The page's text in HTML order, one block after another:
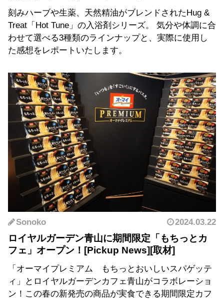
刻みハーブや生薬、天然精油がブレンドされたHug &
Treat「Hot Tune」の入浴剤シリーズ。 気分や体調に合
わせて選べる3種類のラインナップと、実際に使用し
た感想をレポートいたします。
Sonoko 2024.03.22
ロイヤルガーデン青山に期間限定「もちっとカ
フェ」オープン！
「オーマイプレミアム もちっとおいしいスパゲッテ
ィ」とロイヤルガーデンカフェ青山がコラボレーショ
ン！この春の新発売の商品が実食できる期間限定カフ